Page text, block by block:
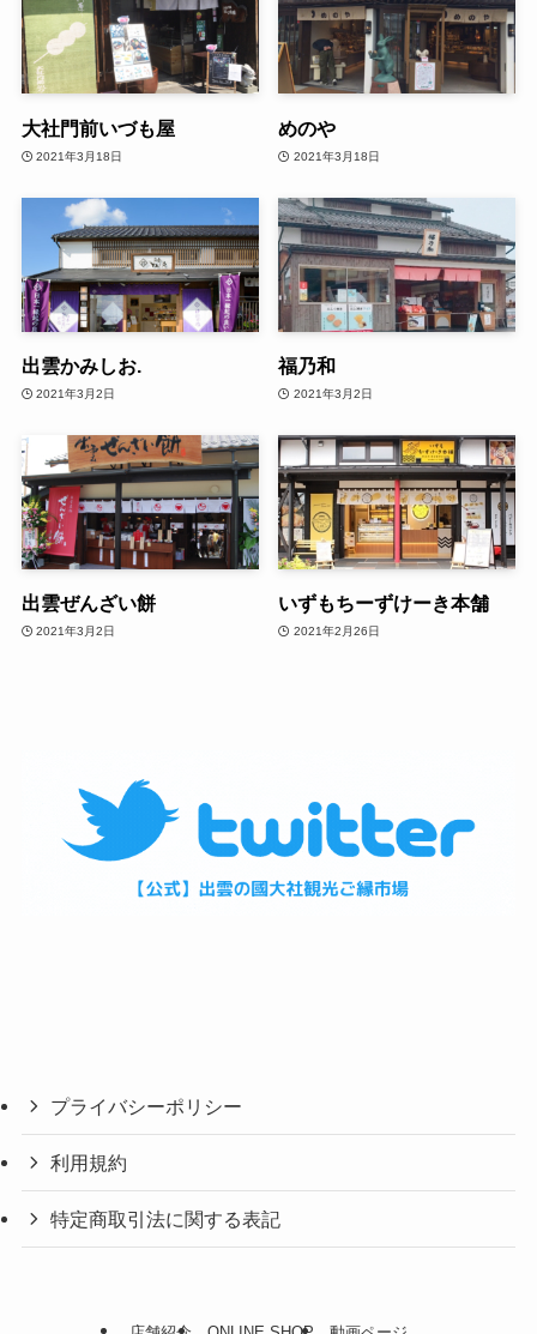
大社門前いづも屋
2021年3月18日
めのや
2021年3月18日
出雲かみしお.
2021年3月2日
福乃和
2021年3月2日
出雲ぜんざい餅
2021年3月2日
いずもちーずけーき本舗
2021年2月26日
プライバシーポリシー
利用規約
特定商取引法に関する表記